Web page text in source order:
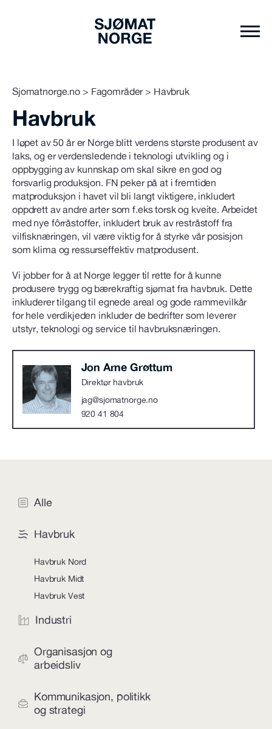
Sjomatnorge.no > Fagområder> Havbruk
Havbruk
I løpet av 50 år er Norge blitt verdens største produsent av
laks, og er verdensledende i teknologi utvikling og i
oppbygging av kunnskap om skal sikre en god og
forsvarlig produksjon. FN peker på at i fremtiden
matproduksjon i havet vil bli langt viktigere, inkludert
oppdrett av andre arter som f.eks torsk og kveite. Arbeidet
med nye fôrråstoffer, inkludert bruk av restråstoff fra
vilfisknæringen, vil være viktig for å styrke vår posisjon
som klima og ressurseffektiv matprodusent.
Vi jobber for å at Norge legger til rette for å kunne
produsere trygg og bærekraftig sjømat fra havbruk. Dette
inkluderer tilgang til egnede areal og gode rammevilkår
for hele verdikjeden inkluder de bedrifter som leverer
utstyr, teknologi og service til havbruksnæringen.
Jon Arne Grøttum
Direktør havbruk
jag@sjomatnorge.no
920 41 804
Alle
Havbruk
Havbruk Nord
Havbruk Midt
Havbruk Vest
Industri
Organisasjon og
arbeidsliv
Kommunikasjon, politikk
og strategi